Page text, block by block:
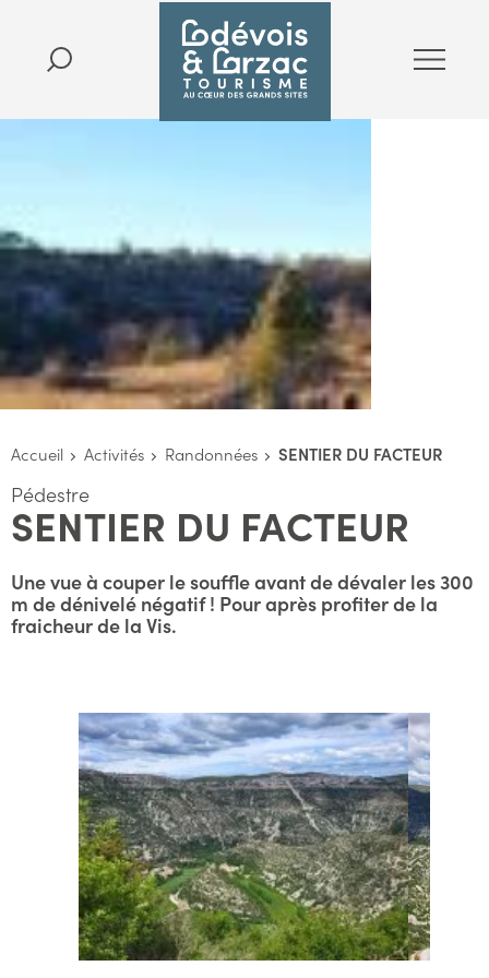
Accueil Activités Randonnées SENTIER DU FACTEUR
Pédestre
SENTIER DU FACTEUR
Une vue à couper le souffle avant de dévaler les 300
m de dénivelé négatif ! Pour après profiter de la
fraicheur de la Vis.